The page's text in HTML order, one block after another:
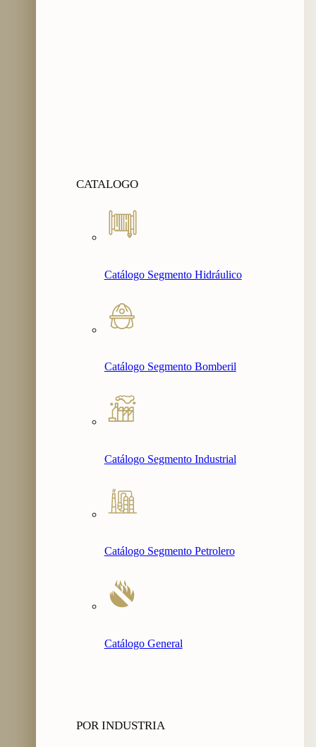
CATALOGO
Catálogo Segmento Hidráulico
Catálogo Segmento Bomberil
Catálogo Segmento Industrial
Catálogo Segmento Petrolero
Catálogo General
POR INDUSTRIA